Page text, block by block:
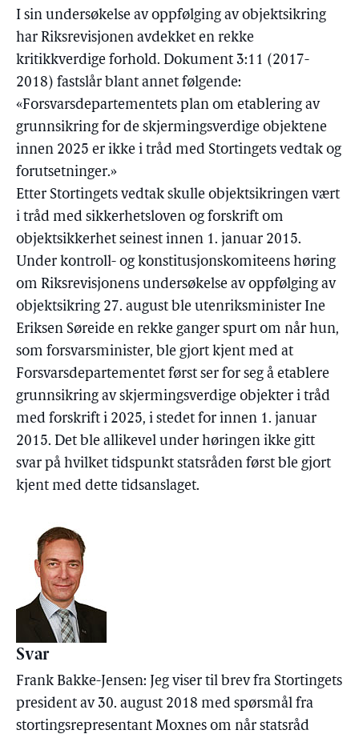
I sin undersøkelse av oppfølging av objektsikring
har Riksrevisjonen avdekket en rekke
kritikkverdige forhold. Dokument 3:11 (2017-
2018) fastslår blant annet følgende:
«Forsvarsdepartementets plan om etablering av
grunnsikring for de skjermingsverdige objektene
innen 2025 er ikke i tråd med Stortingets vedtak og
forutsetninger.»
Etter Stortingets vedtak skulle objektsikringen vært
i tråd med sikkerhetsloven og forskrift om
objektsikkerhet seinest innen 1. januar 2015.
Under kontroll- og konstitusjonskomiteens høring
om Riksrevisjonens undersøkelse av oppfølging av
objektsikring 27. august ble utenriksminister Ine
Eriksen Søreide en rekke ganger spurt om når hun,
som forsvarsminister, ble gjort kjent med at
Forsvarsdepartementet først ser for seg å etablere
grunnsikring av skjermingsverdige objekter i tråd
med forskrift i 2025, i stedet for innen 1. januar
2015. Det ble allikevel under høringen ikke gitt
svar på hvilket tidspunkt statsråden først ble gjort
kjent med dette tidsanslaget.
Svar
Frank Bakke-Jensen: Jeg viser til brev fra Stortingets
president av 30. august 2018 med spørsmål fra
stortingsrepresentant Moxnes om når statsråd